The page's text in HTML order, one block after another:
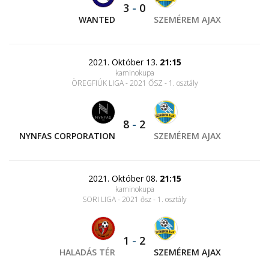
WANTED
3 - 0
SZEMÉREM AJAX
2021. Október 13. 21:15
kaminokupa
ÖREGFIÚK LIGA - 2021 ŐSZ - 1. osztály
NYNFAS CORPORATION
8 - 2
SZEMÉREM AJAX
2021. Október 08. 21:15
kaminokupa
SORI LIGA - 2021 ősz - 1. osztály
HALADÁS TÉR
1 - 2
SZEMÉREM AJAX